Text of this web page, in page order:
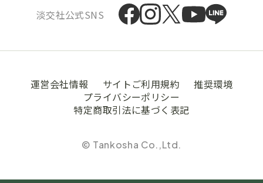
淡交社公式SNS
運営会社情報 サイトご利用規約
推奨環境
プライバシーポリシー
特定商取引法に基づく表記
© Tankosha Co.,Ltd.